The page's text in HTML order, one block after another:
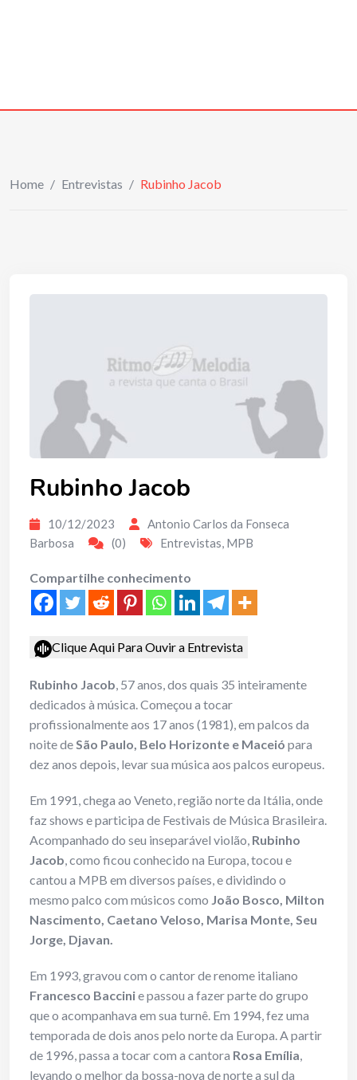
Home / Entrevistas / Rubinho Jacob
Rubinho Jacob
10/12/2023
Antonio Carlos da Fonseca
Barbosa
(0) Entrevistas, MPB
Compartilhe conhecimento
Clique Aqui Para Ouvir a Entrevista
Rubinho Jacob, 57 anos, dos quais 35 inteiramente
dedicados à música. Começou a tocar
profissionalmente aos 17 anos (1981), em palcos da
noite deSão Paulo, Belo Horizonte e Maceió para
dez anos depois, levar sua música aos palcos europeus.
Em 1991, chega ao Veneto, região norte da Itália, onde
faz shows e participa de Festivais de Música Brasileira.
Acompanhado do seu inseparável violão, Rubinho
Jacob, como ficou conhecido na Europa, tocou e
cantou a MPB em diversos países, e dividindo o
mesmo palco com músicos como João Bosco, Milton
Nascimento, Caetano Veloso, Marisa Monte, Seu
Jorge, Djavan.
Em 1993, gravou com o cantor de renome italiano
Francesco Baccinie passou a fazer parte do grupo
que o acompanhava em sua turnê. Em 1994, fez uma
temporada de dois anos pelo norte da Europa. A partir
de 1996, passa a tocar com a cantora Rosa Emília,
levando o melhor da bossa-nova de norte a sul da